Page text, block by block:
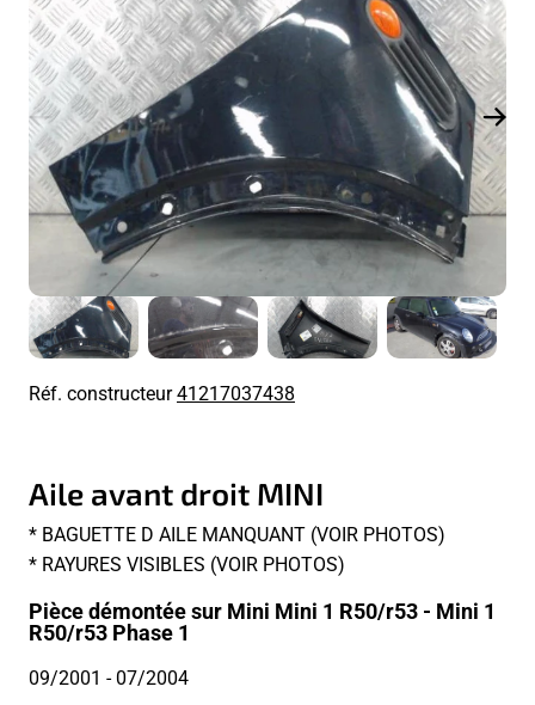
Réf. constructeur41217037438
Aile avant droit MINI
* BAGUETTE D AILE MANQUANT (VOIR PHOTOS)
* RAYURES VISIBLES (VOIR PHOTOS)
Pièce démontée sur Mini Mini 1 R50/r53 - Mini 1
R50/r53 Phase 1
09/2001 - 07/2004